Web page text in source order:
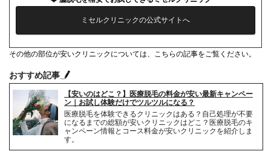
ミセルクリニックの公式サイトへ
その他の部位が安いクリニックについては、こちらの記事をご覧ください。
おすすめ記事
【安いのはどこ？】医療脱毛の料金が安い最新キャンペー
ン｜お試し体験だけでツルツルになる？
医療脱毛を体験できるクリニックはある？自己処理が不要
になるまでの総額が安いクリニックはどこ？医療脱毛のキ
ャンペーン情報とコース料金が安いクリニックを紹介しま
す。